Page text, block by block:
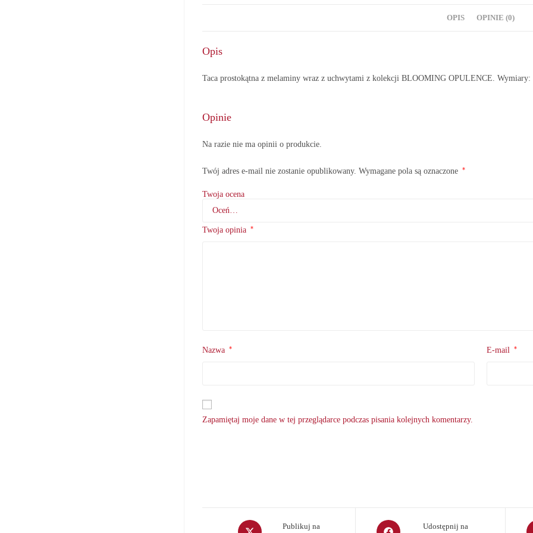
OPIS OPINIE (0)
Opis
Taca prostokątna z melaminy wraz z uchwytami z kolekcji BLOOMING OPULENCE. Wymiary:
Opinie
Na razie nie ma opinii o produkcie.
Twój adres e-mail nie zostanie opublikowany. Wymagane pola są oznaczone *
Twoja ocena
Twoja opinia *
Nazwa * E-mail *
Zapamiętaj moje dane w tej przeglądarce podczas pisania kolejnych komentarzy.
Opens
Publikuj na
Opens
Udostępnij na